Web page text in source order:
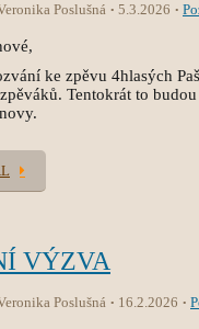
Poslušná 5.3.2026
ke zpěvu 4hlasých
Tentokrát to
VÝZVA
Poslušná 16.2.2026